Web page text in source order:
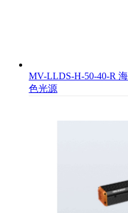
MV-LLDS-H-50-40-R
色光源